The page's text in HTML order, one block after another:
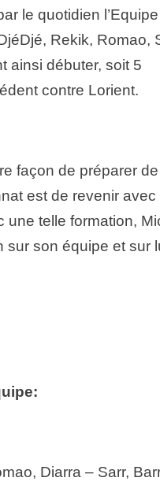
le quotidien
Rekik, Romao,
ainsi débuter, soit 5
contre Lorient.
façon de préparer
est de revenir avec
telle formation,
son équipe et sur
Diarra – Sarr,